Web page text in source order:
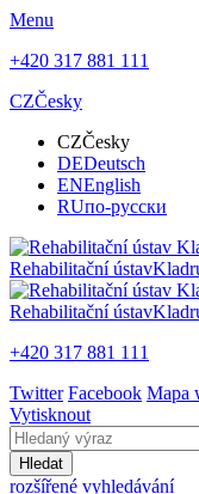
Menu
+420 317 881 111
CZČesky
CZČesky
DEDeutsch
ENEnglish
RUпо-русски
Rehabilitační ústav
Rehabilitační ústav
+420 317 881 111
Twitter Facebook Mapa
Vytisknout
Hledat
rozšířené vyhledávání